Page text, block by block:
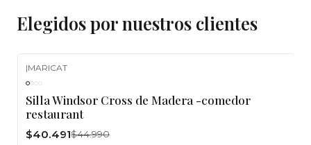
Elegidos por nuestros clientes
|MARICAT
Silla Windsor Cross de Madera -comedor
restaurant
$40.491$44.990